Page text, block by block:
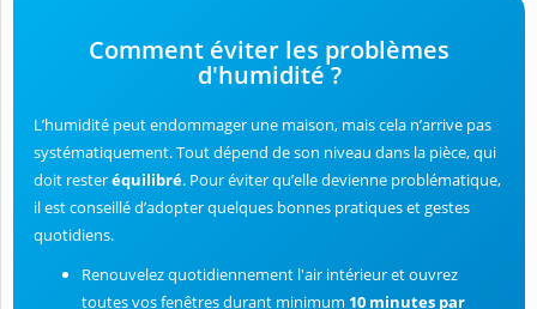
Comment éviter les problèmes
d'humidité ?
L’humidité peut endommager une maison, mais cela n’arrive pas
systématiquement. Tout dépend de son niveau dans la pièce, qui
doit resteréquilibré. Pour éviter qu’elle devienne problématique,
il est conseillé d’adopter quelques bonnes pratiques et gestes
quotidiens.
Renouvelez quotidiennement l'air intérieur et ouvrez
toutes vos fenêtres durant minimum 10 minutes par